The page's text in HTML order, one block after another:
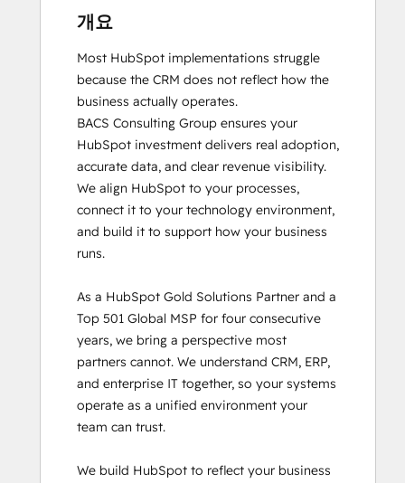
SEO
개요
Most HubSpot implementations struggle
because the CRM does not reflect how the
business actually operates.
BACS Consulting Group ensures your
HubSpot investment delivers real adoption,
accurate data, and clear revenue visibility.
We align HubSpot to your processes,
connect it to your technology environment,
and build it to support how your business
runs.
As a HubSpot Gold Solutions Partner and a
Top 501 Global MSP for four consecutive
years, we bring a perspective most
partners cannot. We understand CRM, ERP,
and enterprise IT together, so your systems
operate as a unified environment your
team can trust.
We build HubSpot to reflect your business